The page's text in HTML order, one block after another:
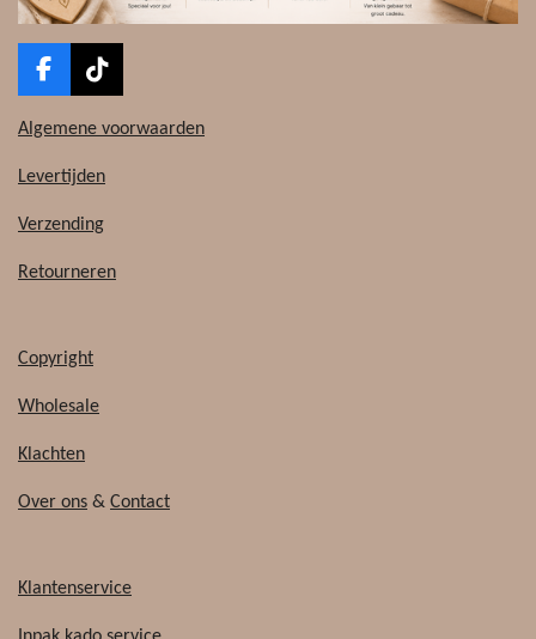
F
c
b
o
T
k
o
Algemene voorwaarden
Levertijden
Verzending
Retourneren
Copyright
Wholesale
Klachten
Over ons & Contact
Klantenservice